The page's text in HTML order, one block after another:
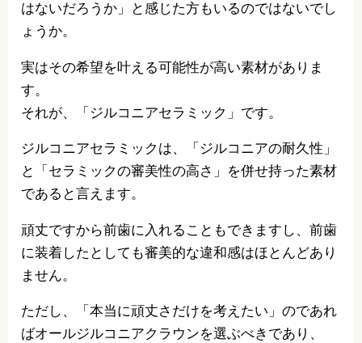
はないだろうか」と感じた方もいるのではないでし
ょうか。
実はその希望を叶える可能性が高い素材がありま
す。
それが、「ジルコニアセラミック」です。
ジルコニアセラミックは、「ジルコニアの耐久性」
と「セラミックの審美性の高さ」を併せ持った素材
であると言えます。
頑丈ですから前歯に入れることもできますし、前歯
に装着したとしても審美的な違和感はほとんどあり
ません。
ただし、「本当に頑丈さだけを考えたい」のであれ
ばオールジルコニアクラウンを選ぶべきであり、